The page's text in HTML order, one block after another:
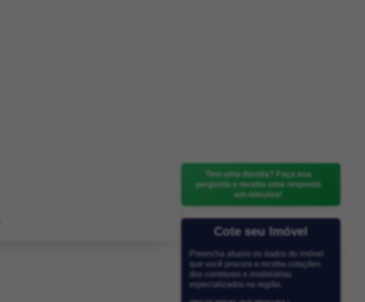
Tem uma dúvida? Faça sua
pergunta e receba uma resposta
em minutos!
Cote seu Imóvel
Preencha abaixo os dados do imóvel
que você procura e receba cotações
dos corretores e imobiliárias
especializados na região.